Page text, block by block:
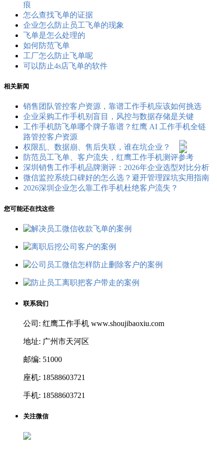
痕
怎么查找飞单的证据
企业怎么防止员工飞单的现象
飞单是怎么处理的
如何防范飞单
工厂怎么防止飞单呢
可以防止4s店飞单的软件
相关新闻
销售团队管控客户资源，靠谱工作手机应该如何挑选
企业采购工作手机别盲目，风控与数据存储是关键
工作手机防飞单哪个牌子靠谱？红鹰 AI 工作手机全链
路管控客户资源
权限乱、数据崩、售后失联，谁在坑企业？
防范员工飞单、客户流失，红鹰工作手机测评参考
深圳销售工作手机品牌测评：2026年企业选型对比分析
微信监控系统口碑好的怎么选？避开管理踩坑实用指南
2026深圳企业怎么靠工作手机杜绝客户流失？
您可能还在找这些
联系我们
公司: 红鹰工作手机 www.shoujibaoxiu.com
地址: 广州市天河区
邮编: 51000
座机: 18588603721
手机: 18588603721
关注微信